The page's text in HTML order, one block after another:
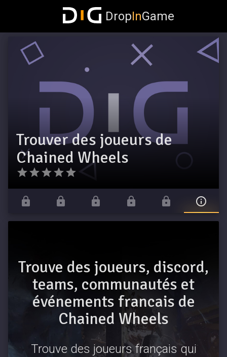
DropInGame
Trouver des joueurs de
Chained Wheels
Trouve des joueurs, discord,
teams, communautés et
événements francais de
Chained Wheels
Trouve des joueurs français qui